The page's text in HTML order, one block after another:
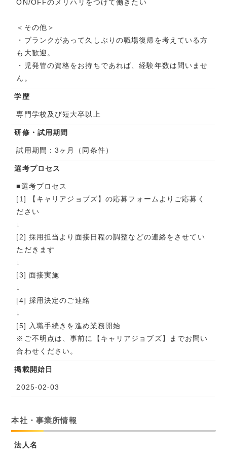
ON/OFFのメリハリをつけて働きたい
＜その他＞
・ブランクがあって久しぶりの職場復帰を考えている方
も大歓迎。
・児発管の資格をお持ちであれば、経験年数は問いませ
ん。
学歴
専門学校及び短大卒以上
研修・試用期間
試用期間：3ヶ月（同条件）
選考プロセス
■選考プロセス
[1] 【キャリアジョブズ】の応募フォームよりご応募く
ださい
↓
[2] 採用担当より面接日程の調整などの連絡をさせてい
ただきます
↓
[3] 面接実施
↓
[4] 採用決定のご連絡
↓
[5] 入職手続きを進め業務開始
※ご不明点は、事前に【キャリアジョブズ】までお問い
合わせください。
掲載開始日
2025-02-03
本社・事業所情報
法人名